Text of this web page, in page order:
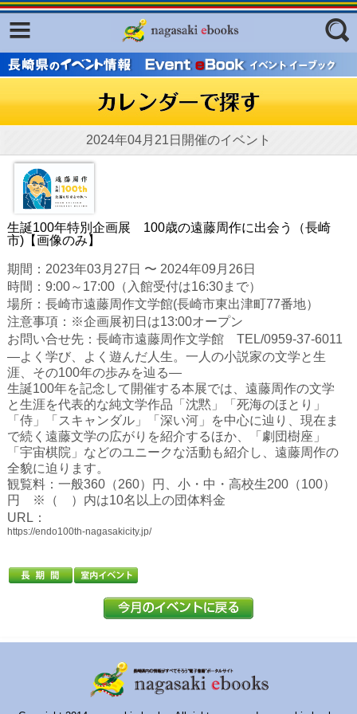
フリーワード
ジャンル
エリア
2024年04月21日開催のイベント
生誕100年特別企画展 100歳の遠藤周作に出会う（長崎
市)【画像のみ】
期間：2023年03月27日 〜 2024年09月26日
時間：9:00～17:00（入館受付は16:30まで）
場所：長崎市遠藤周作文学館(長崎市東出津町77番地）
注意事項：※企画展初日は13:00オープン
お問い合せ先：長崎市遠藤周作文学館 TEL/0959-37-6011
―よく学び、よく遊んだ人生。一人の小説家の文学と生
涯、その100年の歩みを辿る―
生誕100年を記念して開催する本展では、遠藤周作の文学
と生涯を代表的な純文学作品「沈黙」「死海のほとり」
「侍」「スキャンダル」「深い河」を中心に辿り、現在ま
で続く遠藤文学の広がりを紹介するほか、「劇団樹座」
「宇宙棋院」などのユニークな活動も紹介し、遠藤周作の
全貌に迫ります。
観覧料：一般360（260）円、小・中・高校生200（100）
円 ※（ ）内は10名以上の団体料金
URL：
https://endo100th-nagasakicity.jp/
Facebook
ふくいろキラリプロジェクト
東京観光デジタルパンフレットギャ
ラリー（TOKYO Brochures）
復興応援企画
はじめてご利用される方へ
コンテンツ
広報誌ナビ
長崎と天草地方の潜伏キリシタン
関連遺産
大学・専門学校ナビ
ハイスクールナビ
小・中学校ナビ
いきebooks
ながよebooks
ごとうebooks
おおむらebooks
ながさき市ebooks
長崎MICE観光マップ